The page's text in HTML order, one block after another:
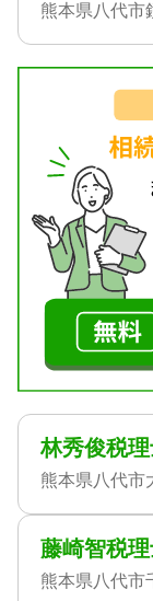
熊本県八代市
林秀俊税
熊本県八代市
藤崎智税
熊本県八代市